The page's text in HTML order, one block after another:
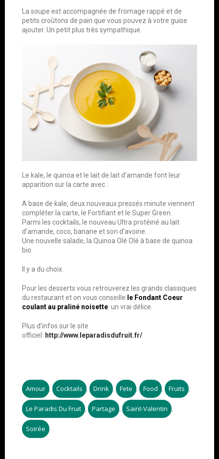
La soupe est accompagnée de fromage rappé et de
petits croûtons de pain que vous pouvez à votre guise
ajouter. Un petit plus très sympathique.
Le kale, le quinoa et le lait de lait d’amande font leur
apparition sur la carte avec :
A base de kale, deux nouveaux pressés minute viennent
compléter la carte, le Fortifiant et le Super Green.
Parmi les cocktails, le nouveau Ultra protéiné au lait
d’amande, coco, banane et son d’avoine.
Une nouvelle salade, la Quinoa Olé Olé à base de quinoa
bio.
Il y a du choix.
Pour les desserts vous retrouverez les grands classiques
du restaurant et on vous conseille le Fondant Coeur
coulant au praliné noisette: un vrai délice.
Plus d’infos sur le site
officiel: http://www.leparadisdufruit.fr/
Amour , Cocktails , Drink , Fete , Food , Fruits ,
Le Paradis Du Fruit , Partage , Saint-Valentin ,
Soirée